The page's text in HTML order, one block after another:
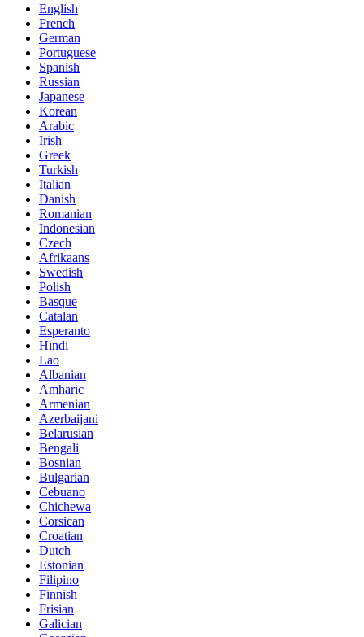
English
French
German
Portuguese
Spanish
Russian
Japanese
Korean
Arabic
Irish
Greek
Turkish
Italian
Danish
Romanian
Indonesian
Czech
Afrikaans
Swedish
Polish
Basque
Catalan
Esperanto
Hindi
Lao
Albanian
Amharic
Armenian
Azerbaijani
Belarusian
Bengali
Bosnian
Bulgarian
Cebuano
Chichewa
Corsican
Croatian
Dutch
Estonian
Filipino
Finnish
Frisian
Galician